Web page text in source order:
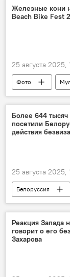
Социал-
"Заря Нямунаса"
Железные кони
Beach Bike Fest
25 августа 2025,
Фото
мотоцикл
Более 644
посетили
действия безвиза
25 августа 2025,
Белоруссия
Польша
безвизовый въезд
Общество
Реакция Запада
говорит о его
Захарова